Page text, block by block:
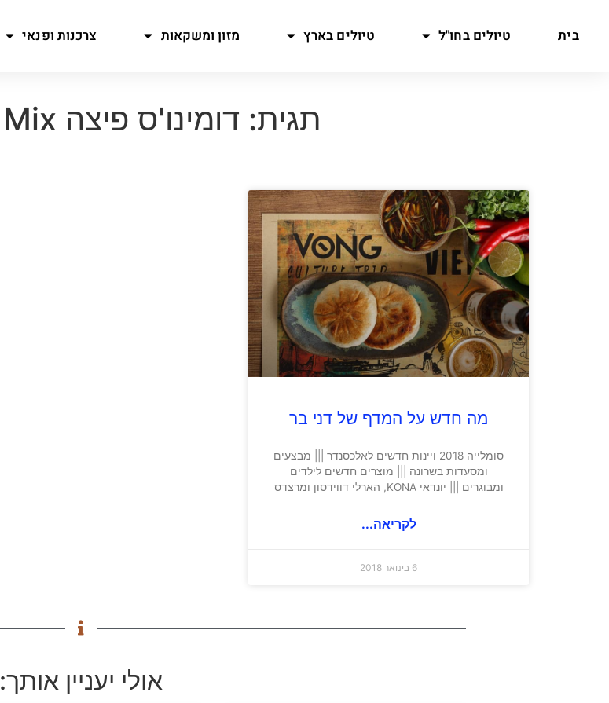
בית טיולים בחו"ל טיולים בארץ מזון ומשקאות צרכנות ופנאי
תגית: דומינו'ס פיצה Domino's Mix
מה חדש על המדף של דני בר
סומלייה 2018 ויינות חדשים לאלכסנדר ||| מבצעים
ומסעדות בשרונה ||| מוצרים חדשים לילדים
ומבוגרים ||| יונדאי KONA, הארלי דווידסון ומרצדס
לקריאה...
6 בינואר 2018
אולי יעניין אותך: